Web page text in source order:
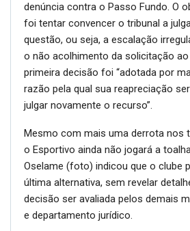
denúncia contra o Passo Fundo. O
foi tentar convencer o tribunal a
questão, ou seja, a escalação
o não acolhimento da solicitação
primeira decisão foi “adotada por
razão pela qual sua reapreciação
julgar novamente o recurso”.
Mesmo com mais uma derrota nos
o Esportivo ainda não jogará a
Oselame (foto) indicou que o clube
última alternativa, sem revelar
decisão ser avaliada pelos demais
e departamento jurídico.